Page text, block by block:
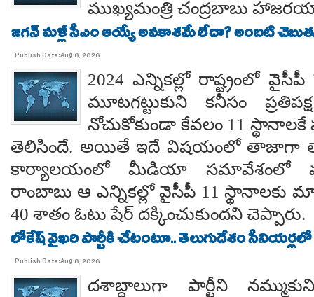
ముఖ్యమంత్రి చంద్రబాబు
జగన్ మళ్లీ సీఎం అయ్యే అవకాశమే లేదా? అంబటి
Publish Date:Aug 8, 2026
2024 ఎన్నికల్లో రాష్ట్రంలో
మూటగట్టుకుని కనీసం
నోచుకోకుండా కేవలం 11
తెలిసిందే. అయితే ఇదే విషయంలో తాజాగా
కార్యాలయంలో మీడియా సమావేశంలో
రాంబాబు ఆ ఎన్నికల్లో వైసీపీ 11
40 శాతం ఓటు షేర్ దక్కించుకుందని చెప్పారు.
లోకేష్ వైఖరి పార్టీకి చేటంటూ.. తెలుగుదేశం సీనియర్లలో
Publish Date:Aug 8, 2026
దశాబ్దాలుగా పార్టీని